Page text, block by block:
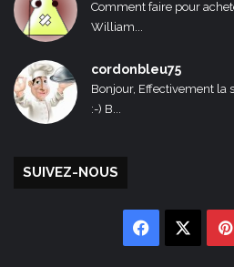
Comment faire pour
William...
cordonbleu75
Bonjour, Effectivement la
:-) B...
SUIVEZ-NOUS
Facebook